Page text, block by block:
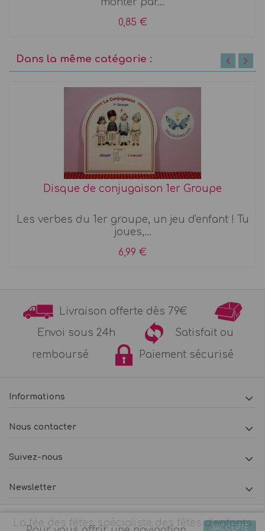
0,85 €
Dans la même catégorie :
Disque de conjugaison 1er Groupe
Les verbes du 1er groupe, un jeu d'enfant ! Tu
joues,...
6,99 €
Livraison offerte dès 79€
Envoi sous 24h
Satisfait ou
remboursé
Paiement sécurisé
Informations
Nous contacter
Suivez-nous
Newsletter
La fée des fêtes spécialiste des fêtes d’enfants
J'ACCEPTE